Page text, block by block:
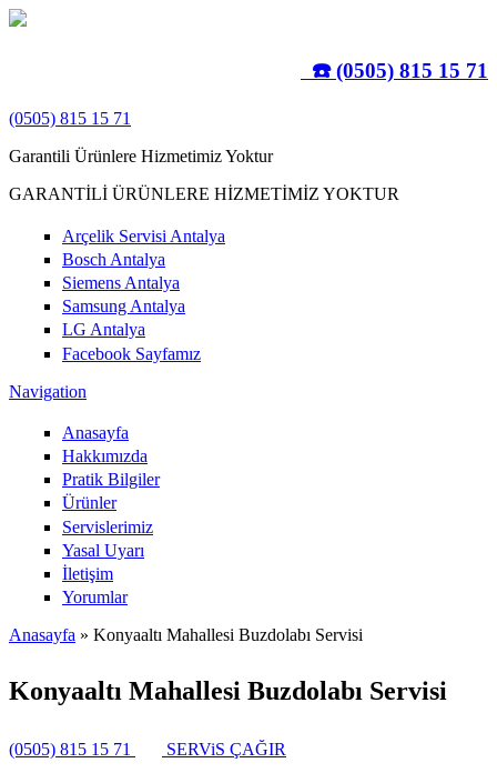
Ana içeriğe atla
☎️ (0505) 815 15 71
(0505) 815 15 71
Garantili Ürünlere Hizmetimiz Yoktur
GARANTİLİ ÜRÜNLERE HİZMETİMİZ YOKTUR
Arçelik Servisi Antalya
Bosch Antalya
Siemens Antalya
Samsung Antalya
LG Antalya
Facebook Sayfamız
Navigation
Anasayfa
Hakkımızda
Pratik Bilgiler
Ürünler
Servislerimiz
Yasal Uyarı
İletişim
Yorumlar
Anasayfa » Konyaaltı Mahallesi Buzdolabı Servisi
Konyaaltı Mahallesi Buzdolabı Servisi
(0505) 815 15 71 SERViS ÇAĞIR